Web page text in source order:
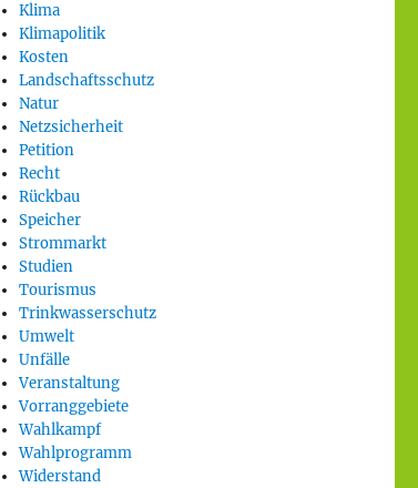
Klima
Klimapolitik
Kosten
Landschaftsschutz
Natur
Netzsicherheit
Petition
Recht
Rückbau
Speicher
Strommarkt
Studien
Tourismus
Trinkwasserschutz
Umwelt
Unfälle
Veranstaltung
Vorranggebiete
Wahlkampf
Wahlprogramm
Widerstand